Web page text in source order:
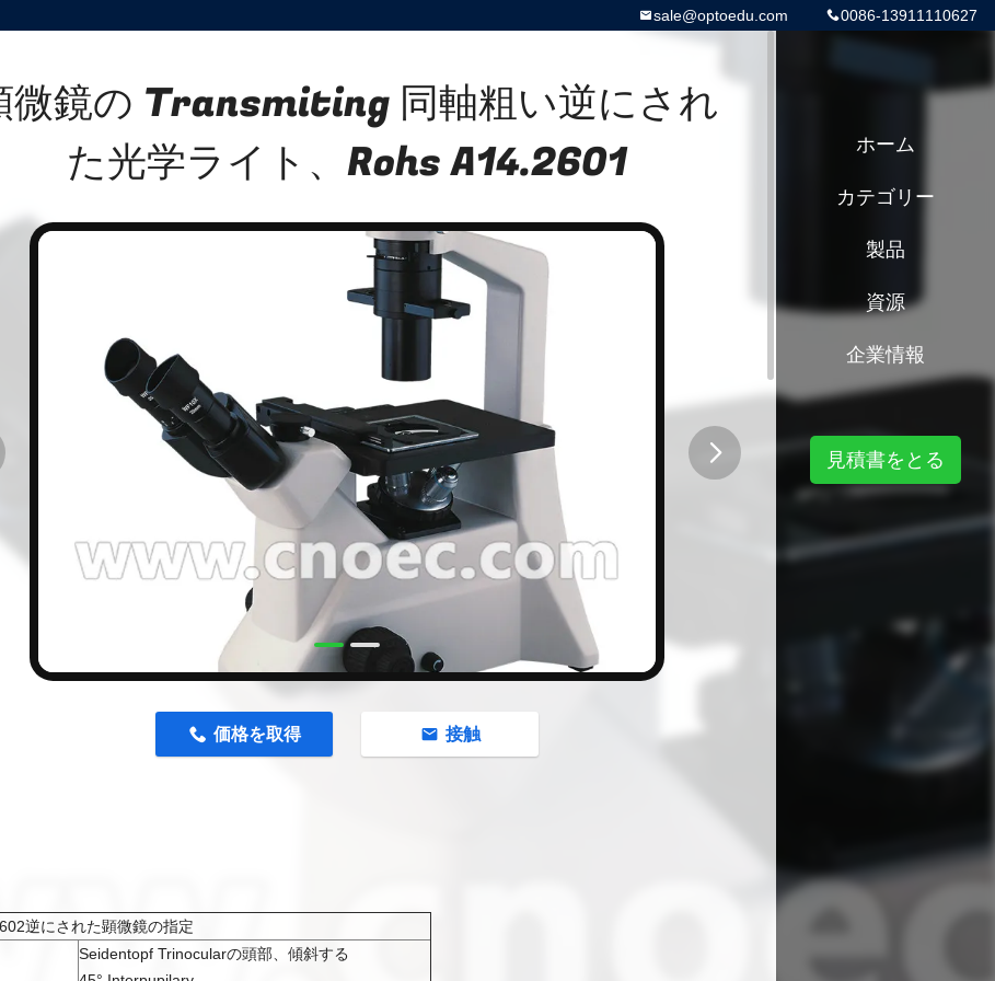
0086-13911110627
sale@optoedu.com
微鏡の Transmiting 同軸粗い逆にされ
た光学ライト、Rohs A14.2601
価格を取得 接触
逆にされた顕微鏡の指定
Seidentopf Trinocularの頭部、傾斜する
ホーム
カテゴリー
製品
資源
企業情報
見積書をとる